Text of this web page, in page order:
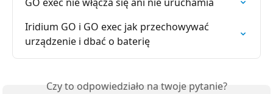
Iridium GO i GO exec jak przechowywać
urządzenie i dbać o baterię
Czy to odpowiedziało na twoje pytanie?